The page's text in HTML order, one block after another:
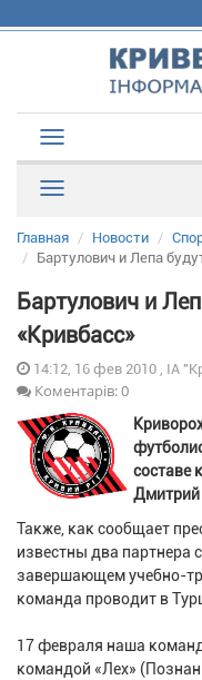
Главная Новости
Бартулович и Лепа
Бартулович и
«Кривбасс»
14:12, 16 фев 2010 , ІА
Коментарів: 0
составе
Дмитрий
Также, как сообщает
известны два партнера
завершающем учебно-
команда проводит в
17 февраля наша
командой «Лех»